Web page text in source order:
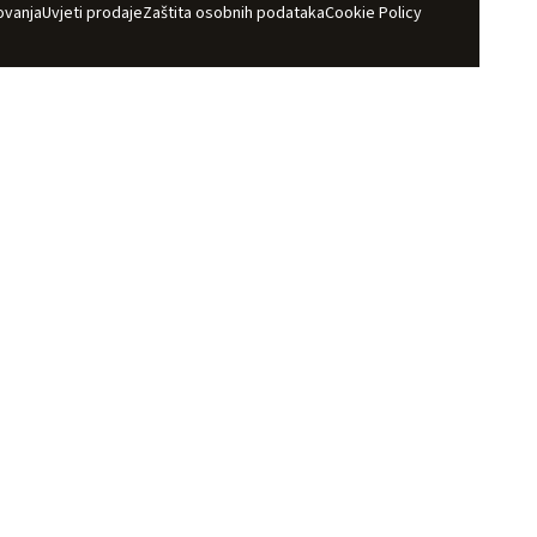
Uvjeti prodajeZaštita osobnih podatakaCookie Policy